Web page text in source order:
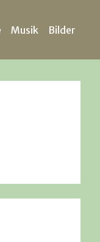
Musik Bilder